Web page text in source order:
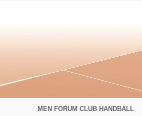
MEN FORUM CLUB HANDBALL